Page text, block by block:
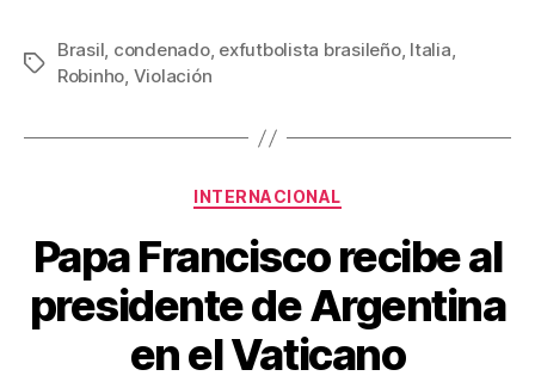
c
e
b
k
tt
er
ail er
e
st
m
ar
Etiquetas
Brasil, condenado, exfutbolista brasileño, Italia,
Robinho, Violación
Categorías
INTERNACIONAL
Papa Francisco recibe al
presidente de Argentina
en el Vaticano